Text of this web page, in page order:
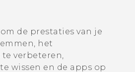
om de prestaties van je
het
verbeteren,
wissen en de apps op